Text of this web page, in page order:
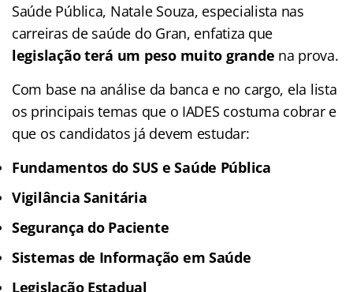
Saúde Pública, Natale Souza, especialista nas
carreiras de saúde do Gran, enfatiza que
legislação terá um peso muito grande na prova.
Com base na análise da banca e no cargo, ela lista
os principais temas que o IADES costuma cobrar e
que os candidatos já devem estudar:
Fundamentos do SUS e Saúde Pública
Vigilância Sanitária
Segurança do Paciente
Sistemas de Informação em Saúde
Legislação Estadual